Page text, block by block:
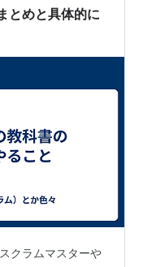
） ③議論を方向づ
とめと具体的に
クラムマスターや